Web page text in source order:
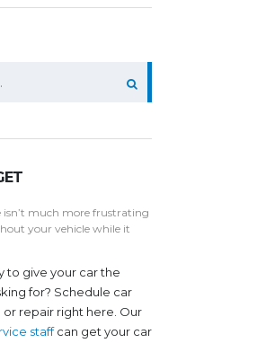
isn’t much more frustrating
your vehicle while it
to give your car the
for? Schedule car
repair right here. Our
staffcan get your car